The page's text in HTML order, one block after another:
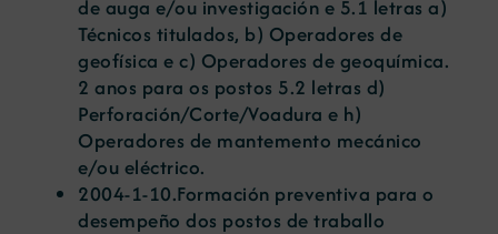
de auga e/ou investigación e 5.1 letras a)
Técnicos titulados, b) Operadores de
geofísica e c) Operadores de geoquímica.
2 anos para os postos 5.2 letras d)
Perforación/Corte/Voadura e h)
Operadores de mantemento mecánico
e/ou eléctrico.
2004-1-10.Formación preventiva para o
desempeño dos postos de traballo